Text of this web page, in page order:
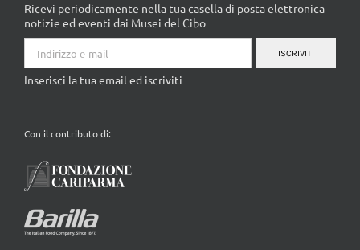
Ricevi periodicamente nella tua casella di posta elettronica
notizie ed eventi dai Musei del Cibo
ISCRIVITI
Inserisci la tua email ed iscriviti
Con il contributo di: